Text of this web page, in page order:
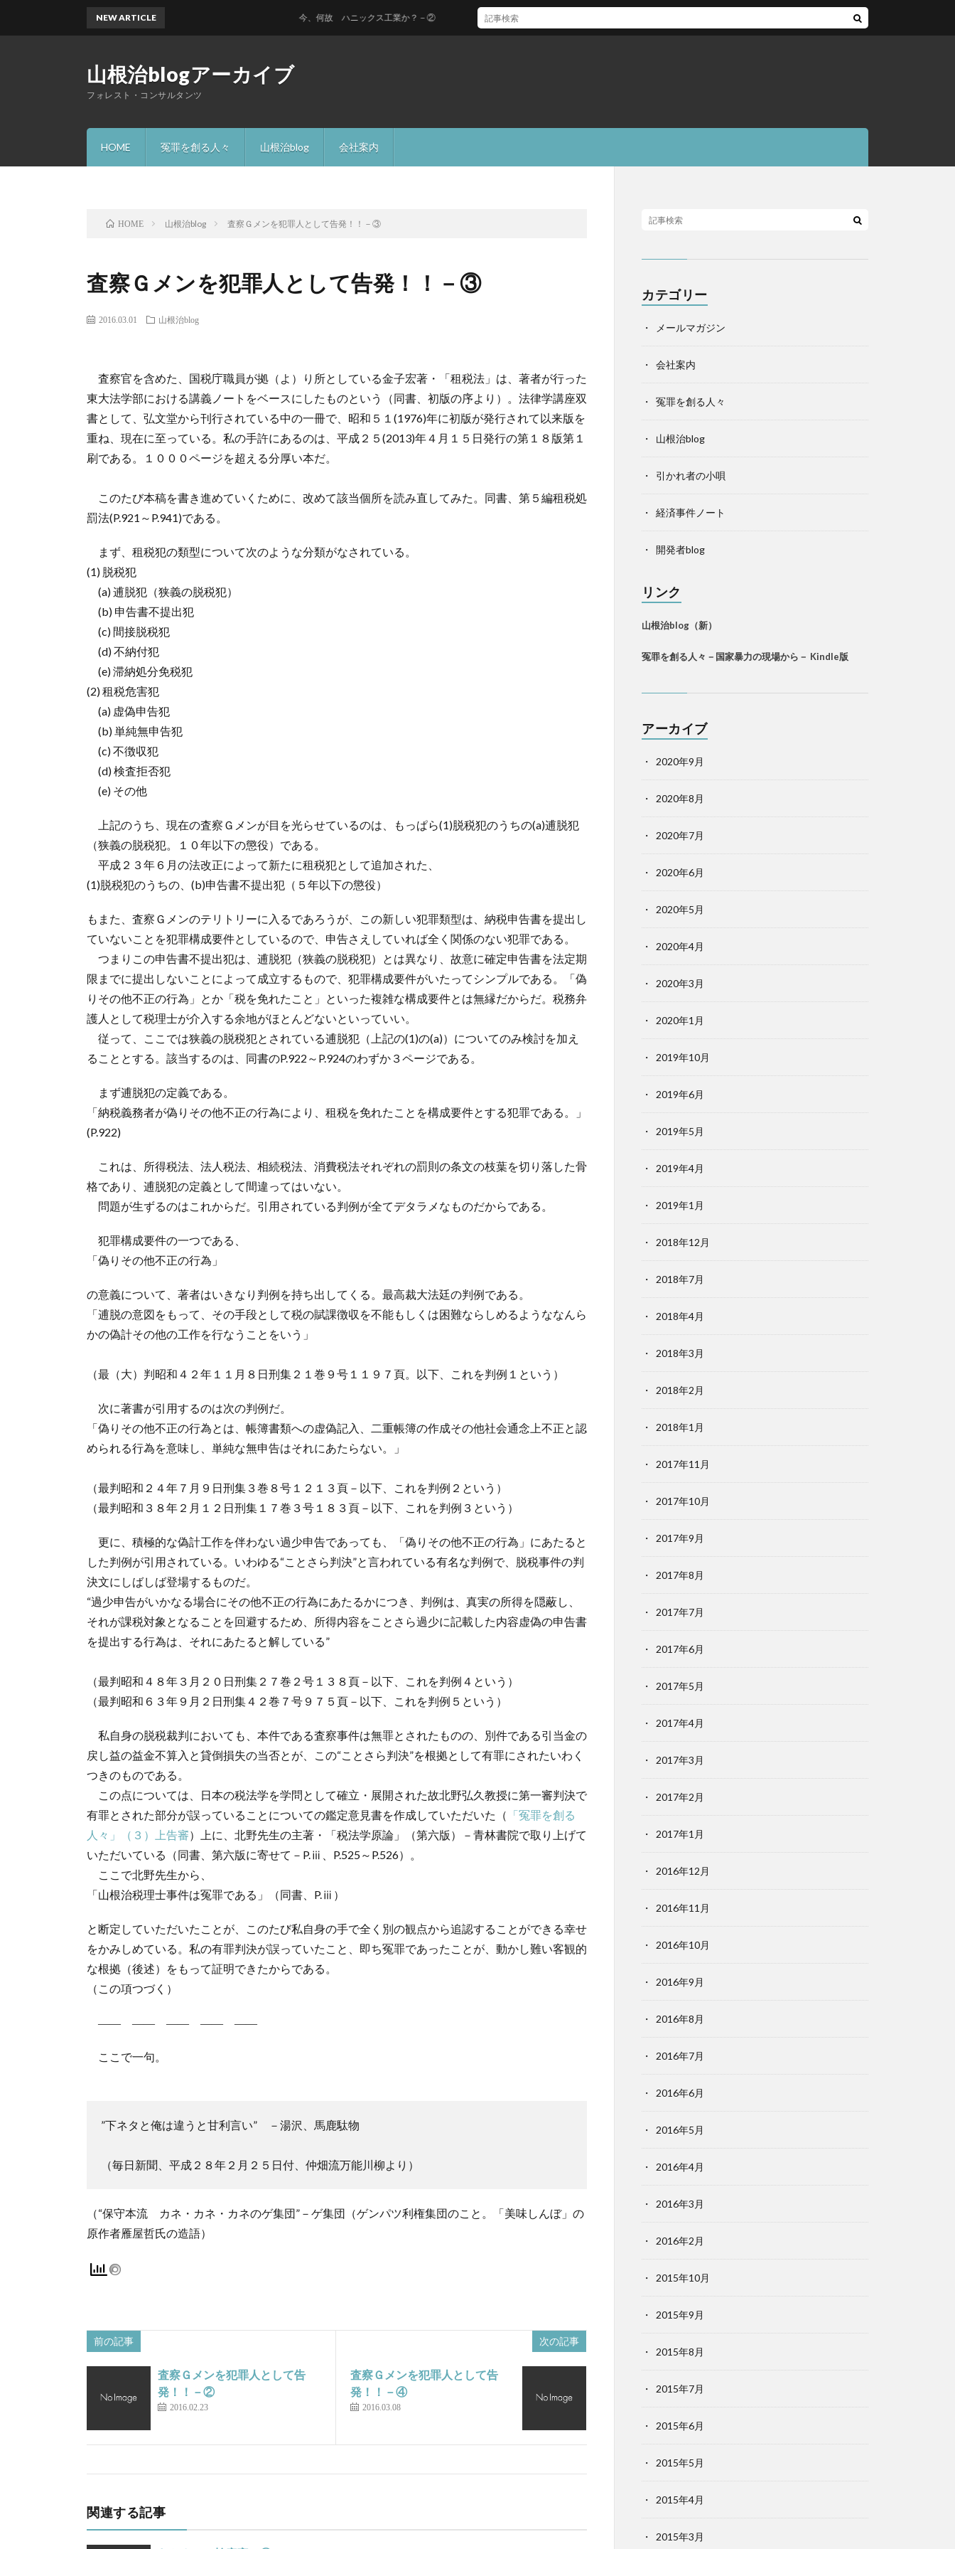
山根治blogアーカイブ
フォレスト・コンサルタンツ
HOME 冤罪を創る人々 山根治blog 会社案内
NEW ARTICLE 今、何故 ハニックス工業か？－②
HOME 山根治blog 査察Ｇメンを犯罪人として告発！！－③
査察Ｇメンを犯罪人として告発！！－③
2016.03.01 山根治blog
査察官を含めた、国税庁職員が拠（よ）り所としている金子宏著・「租税法」は、著者が行った
東大法学部における講義ノートをベースにしたものという（同書、初版の序より）。法律学講座双
書として、弘文堂から刊行されている中の一冊で、昭和５１(1976)年に初版が発行されて以来版を
重ね、現在に至っている。私の手許にあるのは、平成２５(2013)年４月１５日発行の第１８版第１
刷である。１０００ページを超える分厚い本だ。
このたび本稿を書き進めていくために、改めて該当個所を読み直してみた。同書、第５編租税処
罰法(P.921～P.941)である。
まず、租税犯の類型について次のような分類がなされている。
(1) 脱税犯
(a) 逋脱犯（狭義の脱税犯）
(b) 申告書不提出犯
(c) 間接脱税犯
(d) 不納付犯
(e) 滞納処分免税犯
(2) 租税危害犯
(a) 虚偽申告犯
(b) 単純無申告犯
(c) 不徴収犯
(d) 検査拒否犯
(e) その他
上記のうち、現在の査察Ｇメンが目を光らせているのは、もっぱら(1)脱税犯のうちの(a)逋脱犯
（狭義の脱税犯。１０年以下の懲役）である。
平成２３年６月の法改正によって新たに租税犯として追加された、
(1)脱税犯のうちの、(b)申告書不提出犯（５年以下の懲役）
もまた、査察Ｇメンのテリトリーに入るであろうが、この新しい犯罪類型は、納税申告書を提出し
ていないことを犯罪構成要件としているので、申告さえしていれば全く関係のない犯罪である。
つまりこの申告書不提出犯は、逋脱犯（狭義の脱税犯）とは異なり、故意に確定申告書を法定期
限までに提出しないことによって成立するもので、犯罪構成要件がいたってシンプルである。「偽
りその他不正の行為」とか「税を免れたこと」といった複雑な構成要件とは無縁だからだ。税務弁
護人として税理士が介入する余地がほとんどないといっていい。
従って、ここでは狭義の脱税犯とされている逋脱犯（上記の(1)の(a)）についてのみ検討を加え
ることとする。該当するのは、同書のP.922～P.924のわずか３ページである。
まず逋脱犯の定義である。
「納税義務者が偽りその他不正の行為により、租税を免れたことを構成要件とする犯罪である。」
(P.922)
これは、所得税法、法人税法、相続税法、消費税法それぞれの罰則の条文の枝葉を切り落した骨
格であり、逋脱犯の定義として間違ってはいない。
問題が生ずるのはこれからだ。引用されている判例が全てデタラメなものだからである。
犯罪構成要件の一つである、
「偽りその他不正の行為」
の意義について、著者はいきなり判例を持ち出してくる。最高裁大法廷の判例である。
「逋脱の意図をもって、その手段として税の賦課徴収を不能もしくは困難ならしめるようななんら
かの偽計その他の工作を行なうことをいう」
（最（大）判昭和４２年１１月８日刑集２１巻９号１１９７頁。以下、これを判例１という）
次に著書が引用するのは次の判例だ。
「偽りその他不正の行為とは、帳簿書類への虚偽記入、二重帳簿の作成その他社会通念上不正と認
められる行為を意味し、単純な無申告はそれにあたらない。」
（最判昭和２４年７月９日刑集３巻８号１２１３頁－以下、これを判例２という）
（最判昭和３８年２月１２日刑集１７巻３号１８３頁－以下、これを判例３という）
更に、積極的な偽計工作を伴わない過少申告であっても、「偽りその他不正の行為」にあたると
した判例が引用されている。いわゆる“ことさら判決”と言われている有名な判例で、脱税事件の判
決文にしばしば登場するものだ。
“過少申告がいかなる場合にその他不正の行為にあたるかにつき、判例は、真実の所得を隠蔽し、
それが課税対象となることを回避するため、所得内容をことさら過少に記載した内容虚偽の申告書
を提出する行為は、それにあたると解している”
（最判昭和４８年３月２０日刑集２７巻２号１３８頁－以下、これを判例４という）
（最判昭和６３年９月２日刑集４２巻７号９７５頁－以下、これを判例５という）
私自身の脱税裁判においても、本件である査察事件は無罪とされたものの、別件である引当金の
戻し益の益金不算入と貸倒損失の当否とが、この“ことさら判決”を根拠として有罪にされたいわく
つきのものである。
この点については、日本の税法学を学問として確立・展開された故北野弘久教授に第一審判決で
有罪とされた部分が誤っていることについての鑑定意見書を作成していただいた（ 「冤罪を創る
人々」（３）上告審）上に、北野先生の主著・「税法学原論」（第六版）－青林書院で取り上げて
いただいている（同書、第六版に寄せて－P.ⅲ、P.525～P.526）。
ここで北野先生から、
「山根治税理士事件は冤罪である」（同書、P.ⅲ）
と断定していただいたことが、このたび私自身の手で全く別の観点から追認することができる幸せ
をかみしめている。私の有罪判決が誤っていたこと、即ち冤罪であったことが、動かし難い客観的
な根拠（後述）をもって証明できたからである。
（この項つづく）
―― ―― ―― ―― ――
ここで一句。
”下ネタと俺は違うと甘利言い” －湯沢、馬鹿駄物
（毎日新聞、平成２８年２月２５日付、仲畑流万能川柳より）
（“保守本流 カネ・カネ・カネのゲ集団”－ゲ集団（ゲンパツ利権集団のこと。「美味しんぼ」の
原作者雁屋哲氏の造語）
前の記事
査察Ｇメンを犯罪人として告
発！！－②
2016.02.23
次の記事
査察Ｇメンを犯罪人として告
発！！－④
2016.03.08
関連する記事
カテゴリー
メールマガジン
会社案内
冤罪を創る人々
山根治blog
引かれ者の小唄
経済事件ノート
開発者blog
リンク
山根治blog（新）
冤罪を創る人々－国家暴力の現場から－ Kindle版
アーカイブ
2020年9月
2020年8月
2020年7月
2020年6月
2020年5月
2020年4月
2020年3月
2020年1月
2019年10月
2019年6月
2019年5月
2019年4月
2019年1月
2018年12月
2018年7月
2018年4月
2018年3月
2018年2月
2018年1月
2017年11月
2017年10月
2017年9月
2017年8月
2017年7月
2017年6月
2017年5月
2017年4月
2017年3月
2017年2月
2017年1月
2016年12月
2016年11月
2016年10月
2016年9月
2016年8月
2016年7月
2016年6月
2016年5月
2016年4月
2016年3月
2016年2月
2015年10月
2015年9月
2015年8月
2015年7月
2015年6月
2015年5月
2015年4月
2015年3月